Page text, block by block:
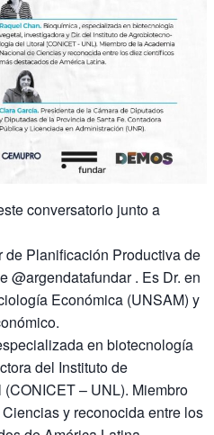
conversatorio junto a
de Planificación Productiva de
@argendatafundar . Es Dr. en
Económica (UNSAM) y
en biotecnología
del Instituto de
– UNL). Miembro
y reconocida entre los